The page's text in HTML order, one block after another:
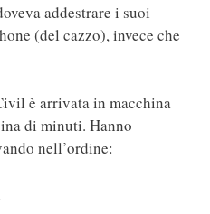
addestrare i suoi
(del cazzo), invece che
è arrivata in macchina
di minuti. Hanno
nell’ordine: